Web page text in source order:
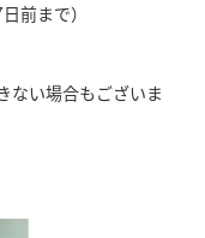
前まで）
ない場合もございま